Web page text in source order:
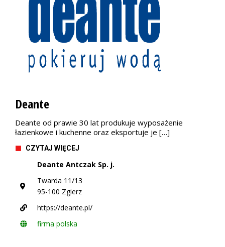
Deante
Deante od prawie 30 lat produkuje wyposażenie
łazienkowe i kuchenne oraz eksportuje je […]
CZYTAJ WIĘCEJ
Deante Antczak Sp. j.
Twarda 11/13
95-100 Zgierz
https://deante.pl/
firma polska